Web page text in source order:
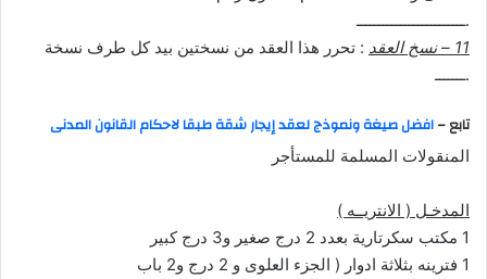
.ـــــــــــــــــــــــــ
11 – نسخ العقد
: تحرر هذا العقد من نسختين بيد كل طرف نسخة
.ـــــــ
تابع –افضل صيغة ونموذج لعقد إيجار شقة طبقا لاحكام القانون المدنى
المنقولات المسلمة للمستأجر
المدخـل ( الانتريــه )
1 مكتب سكرتارية بعدد 2 درج صغير و3 درج كبير
1 فترينه بثلاثة ادوار ( الجزء العلوى و 2 درج و2 باب